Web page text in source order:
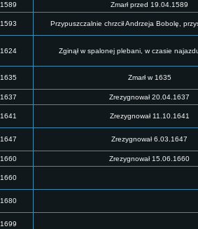
1589
Zmarł przed 19.04.1589
1593 Przypuszczalnie chrzcił Andrzeja Bobolę,
1624 Zginął w spalonej plebani, w czasie
1635 Zmarł w 1635
1637
Zrezygnował 20.04.1637
1641 Zrezygnował 11.10.1641
1647 Zrezygnował 6.03.1647
1660
Zrezygnował 15.06.1660
1660
1680
1699